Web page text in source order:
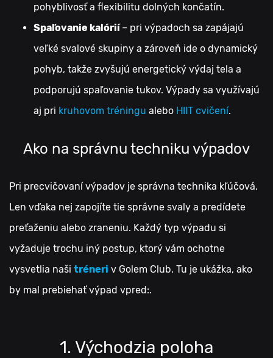
pohyblivosť a flexibilitu dolných končatín.
Spaľovanie kalórií– pri výpadoch sa zapájajú
veľké svalové skupiny a zároveň ide o dynamický
pohyb, takže zvyšujú energetický výdaj tela a
podporujú spaľovanie tukov. Výpady sa využívajú
aj pri kruhovom tréningu alebo HIIT cvičení.
Ako na správnu techniku výpadov
Pri precvičovaní výpadov je správna technika kľúčová.
Len vďaka nej zapojíte tie správne svaly a predídete
preťaženiu alebo zraneniu. Každý typ výpadu si
vyžaduje trochu iný postup, ktorý vám ochotne
vysvetlia naši tréneri v Golem Club. Tu je ukážka, ako
by mal prebiehať výpad vpred:.
1. Východzia poloha